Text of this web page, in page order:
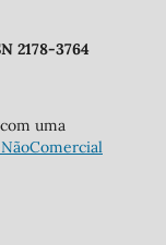
2178-3764
uma